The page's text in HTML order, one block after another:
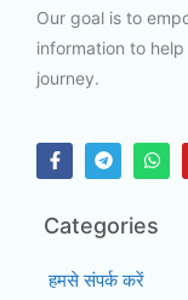
Our goal is to
information to
journey.
Categories
हमसे संपर्क करें